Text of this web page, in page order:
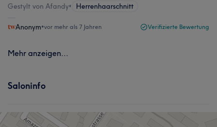
Gestylt von Afandy• Herrenhaarschnitt
Anonym•vor mehr als 7 Jahren Verifizierte Bewertung
Mehr anzeigen...
Saloninfo